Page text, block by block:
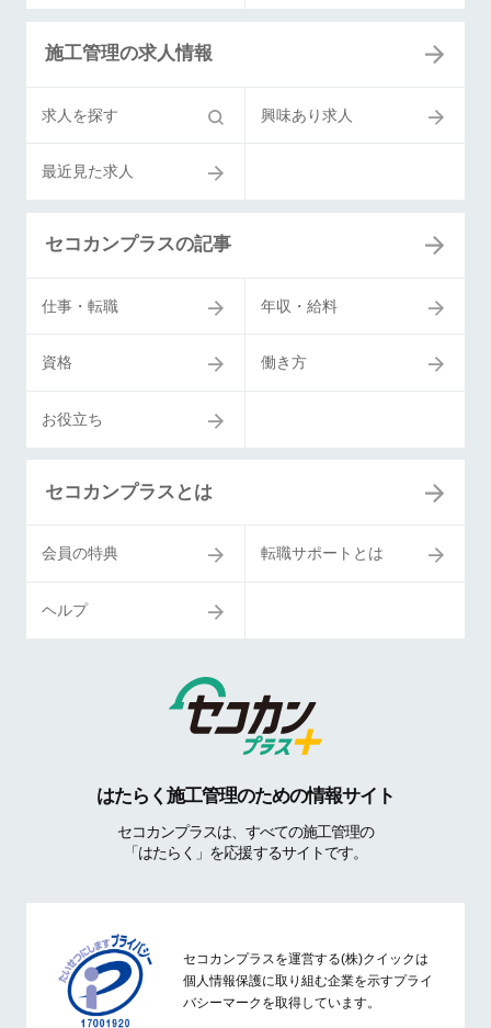
施工管理の求人情報
求人を探す 興味あり求人
最近見た求人
セコカンプラスの記事
仕事・転職 年収・給料
資格 働き方
お役立ち
セコカンプラスとは
会員の特典 転職サポートとは
ヘルプ
はたらく施工管理のための情報サイト
セコカンプラスは、すべての施工管理の
「はたらく」を応援するサイトです。
セコカンプラスを運営する(株)クイックは
個人情報保護に取り組む企業を示すプライ
バシーマークを取得しています。